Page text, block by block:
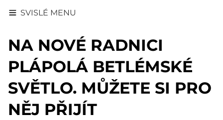
SVISLÉ MENU
NA NOVÉ RADNICI
PLÁPOLÁ BETLÉMSKÉ
SVĚTLO. MŮŽETE SI PRO
NĚJ PŘIJÍT